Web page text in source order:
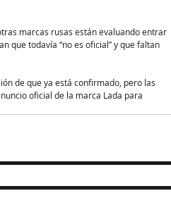
marcas rusas están evaluando entrar
que todavía “no es oficial” y que faltan
de que ya está confirmado, pero las
oficial de la marca Lada para